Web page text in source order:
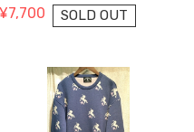
¥7,700 SOLD OUT